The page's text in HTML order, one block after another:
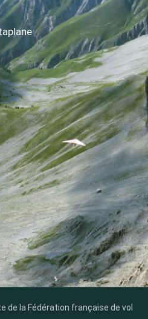
de la Fédération française de vol